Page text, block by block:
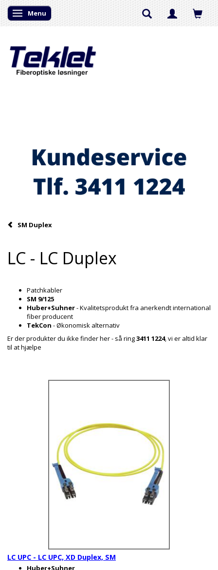
Skifte navigation
Menu
SM Duplex
LC - LC Duplex
Patchkabler
SM 9/125
Huber+Suhner- Kvalitetsprodukt fra anerkendt international
fiber producent
TekCon - Økonomisk alternativ
Er der produkter du ikke finder her - så ring3411 1224, vi er altid klar
til at hjælpe
LC UPC - LC UPC, XD Duplex, SM
Huber+Suhner